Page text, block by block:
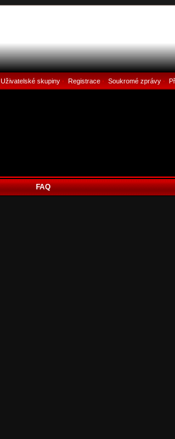
Uživatelské skupiny• Registrace• Soukromé zprávy•
FAQ